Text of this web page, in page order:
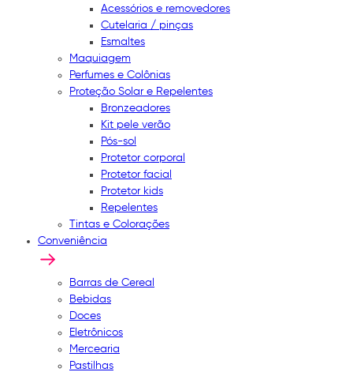
Acessórios e removedores
Cutelaria / pinças
Esmaltes
Maquiagem
Perfumes e Colônias
Proteção Solar e Repelentes
Bronzeadores
Kit pele verão
Pós-sol
Protetor corporal
Protetor facial
Protetor kids
Repelentes
Tintas e Colorações
Conveniência
Barras de Cereal
Bebidas
Doces
Eletrônicos
Mercearia
Pastilhas